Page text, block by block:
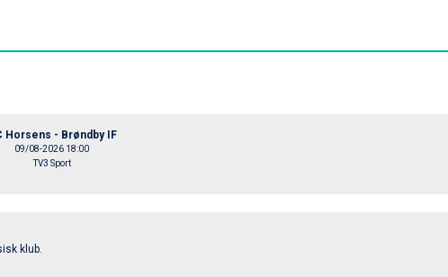
Horsens - Brøndby IF
09/08-2026 18:00
TV3 Sport
klub.